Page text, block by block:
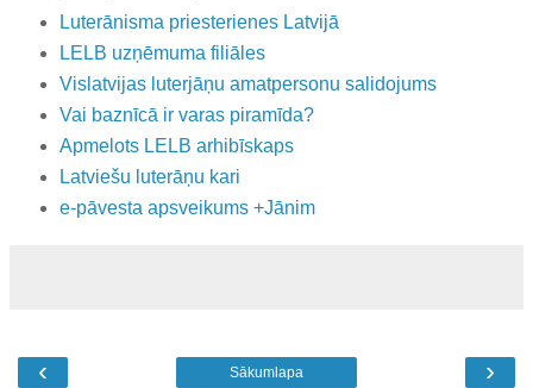
Luterānisma priesterienes Latvijā
LELB uzņēmuma filiāles
Vislatvijas luterjāņu amatpersonu salidojums
Vai baznīcā ir varas piramīda?
Apmelots LELB arhibīskaps
Latviešu luterāņu kari
e-pāvesta apsveikums +Jānim
‹ ›
Sākumlapa